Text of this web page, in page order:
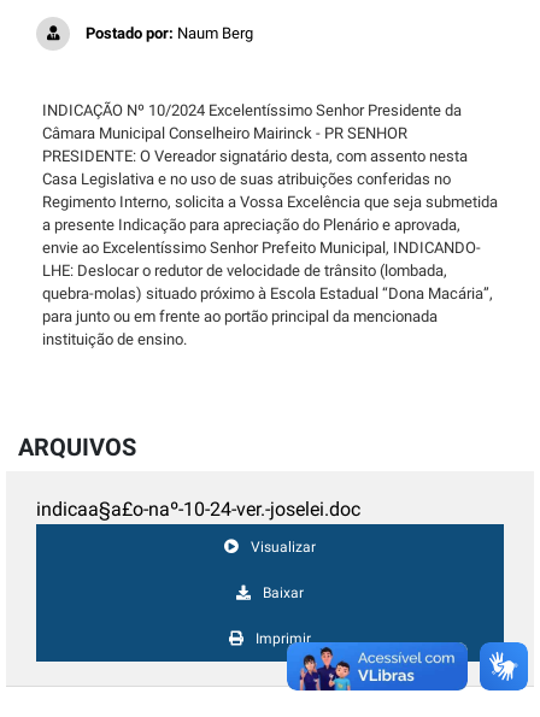
Postado por: Naum Berg
INDICAÇÃO Nº 10/2024 Excelentíssimo Senhor Presidente da
Câmara Municipal Conselheiro Mairinck - PR SENHOR
PRESIDENTE: O Vereador signatário desta, com assento nesta
Casa Legislativa e no uso de suas atribuições conferidas no
Regimento Interno, solicita a Vossa Excelência que seja submetida
a presente Indicação para apreciação do Plenário e aprovada,
envie ao Excelentíssimo Senhor Prefeito Municipal, INDICANDO-
LHE: Deslocar o redutor de velocidade de trânsito (lombada,
quebra-molas) situado próximo à Escola Estadual “Dona Macária”,
para junto ou em frente ao portão principal da mencionada
instituição de ensino.
ARQUIVOS
indicaa§a£o-naº-10-24-ver.-joselei.doc
Visualizar
Baixar
Imprimir